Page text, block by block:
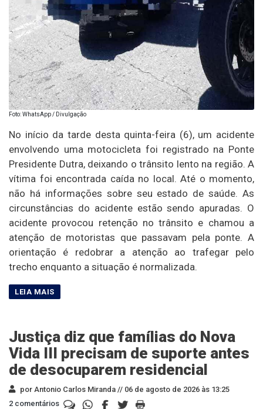
Foto: WhatsApp / Divulgação
No início da tarde desta quinta-feira (6), um acidente
envolvendo uma motocicleta foi registrado na Ponte
Presidente Dutra, deixando o trânsito lento na região. A
vítima foi encontrada caída no local. Até o momento,
não há informações sobre seu estado de saúde. As
circunstâncias do acidente estão sendo apuradas. O
acidente provocou retenção no trânsito e chamou a
atenção de motoristas que passavam pela ponte. A
orientação é redobrar a atenção ao trafegar pelo
trecho enquanto a situação é normalizada.
Justiça diz que famílias do Nova
Vida III precisam de suporte antes
de desocuparem residencial
por Antonio Carlos Miranda // 06 de agosto de 2026 às 13:25
2 comentários